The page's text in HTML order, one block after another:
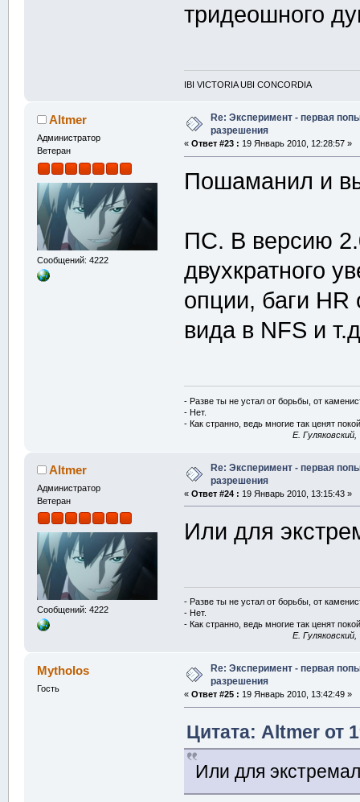
тридеошного
IBI VICTORIA UBI CONCORDIA
Altmer
Администратор
Ветеран
Сообщений: 4222
Re: Эксперимент - первая
разрешения
«Ответ #23 : 19 Январь 2010, 12:28:57 »
Пошаманил и
ПС. В версию
двухкратного
опции, баги HR
вида в NFS и
- Разве ты не устал от борьбы, от
- Нет.
- Как странно, ведь многие так ценят
E.
Altmer
Администратор
Ветеран
Сообщений: 4222
Re: Эксперимент - первая
разрешения
«Ответ #24 : 19 Январь 2010, 13:15:43 »
Или для
- Разве ты не устал от борьбы, от
- Нет.
- Как странно, ведь многие так ценят
E.
Mytholos
Гость
Re: Эксперимент - первая
разрешения
«Ответ #25 : 19 Январь 2010, 13:42:49 »
Цитата: Altmer от
Или для